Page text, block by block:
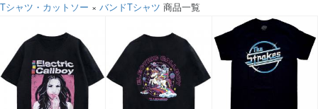
Tシャツ・カットソー × バンドTシャツ 商品一覧